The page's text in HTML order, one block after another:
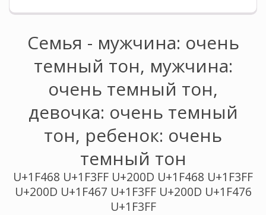
Семья - мужчина: очень
темный тон, мужчина:
очень темный тон,
девочка: очень темный
тон, ребенок: очень
темный тон
U+1F468 U+1F3FF U+200D U+1F468 U+1F3FF
U+200D U+1F467 U+1F3FF U+200D U+1F476
U+1F3FF